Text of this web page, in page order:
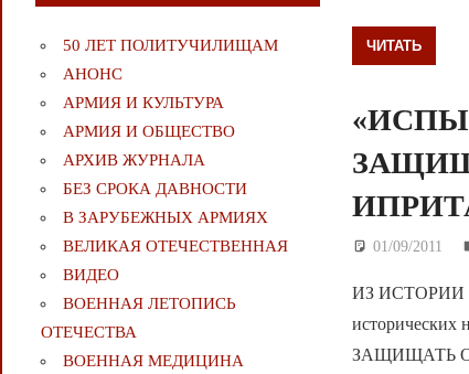
ЧИТАТЬ
01/09/2011
ИЗ ИСТОРИИ
ЗАЩИЩАТЬ
50 ЛЕТ ПОЛИТУЧИЛИЩАМ
АНОНС
АРМИЯ И КУЛЬТУРА
АРМИЯ И ОБЩЕСТВО
АРХИВ ЖУРНАЛА
БЕЗ СРОКА ДАВНОСТИ
В ЗАРУБЕЖНЫХ АРМИЯХ
ВЕЛИКАЯ ОТЕЧЕСТВЕННАЯ
ВИДЕО
ВОЕННАЯ ЛЕТОПИСЬ
ОТЕЧЕСТВА
ВОЕННАЯ МЕДИЦИНА